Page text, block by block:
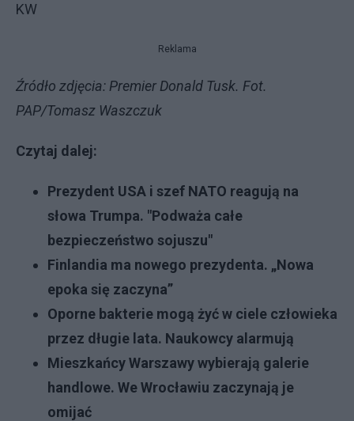
KW
Reklama
Źródło zdjęcia: Premier Donald Tusk. Fot.
PAP/Tomasz Waszczuk
Czytaj dalej:
Prezydent USA i szef NATO reagują na
słowa Trumpa. "Podważa całe
bezpieczeństwo sojuszu"
Finlandia ma nowego prezydenta. „Nowa
epoka się zaczyna”
Oporne bakterie mogą żyć w ciele człowieka
przez długie lata. Naukowcy alarmują
Mieszkańcy Warszawy wybierają galerie
handlowe. We Wrocławiu zaczynają je
omijać